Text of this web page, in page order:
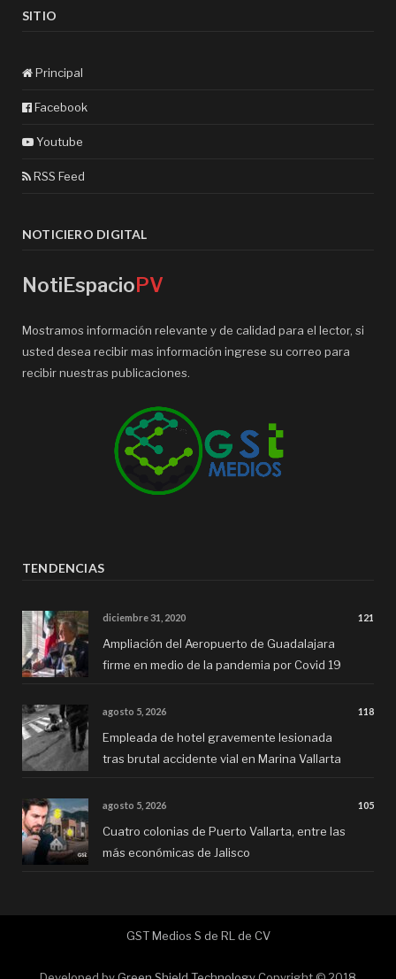
SITIO
Principal
Facebook
Youtube
RSS Feed
NOTICIERO DIGITAL
NotiEspacioPV
Mostramos información relevante y de calidad para el lector, si
usted desea recibir mas información ingrese su correo para
recibir nuestras publicaciones.
TENDENCIAS
diciembre 31, 2020 121
Ampliación del Aeropuerto de Guadalajara
firme en medio de la pandemia por Covid 19
agosto 5, 2026 118
Empleada de hotel gravemente lesionada
tras brutal accidente vial en Marina Vallarta
agosto 5, 2026 105
Cuatro colonias de Puerto Vallarta, entre las
más económicas de Jalisco
GST Medios S de RL de CV